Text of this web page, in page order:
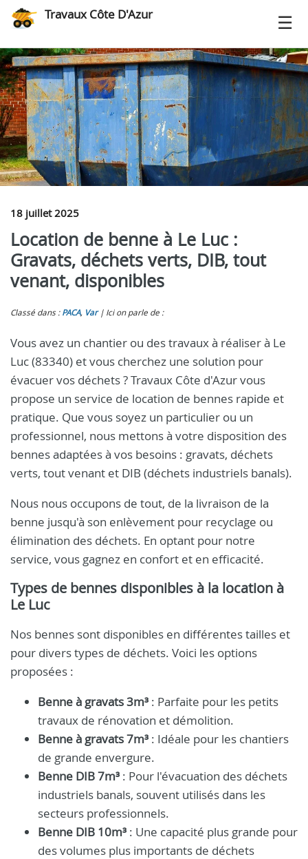
Travaux Côte D'Azur
18 juillet 2025
Location de benne à Le Luc :
Gravats, déchets verts, DIB, tout
venant, disponibles
Classé dans : PACA, Var Ici on parle de :
Vous avez un chantier ou des travaux à réaliser à Le
Luc (83340) et vous cherchez une solution pour
évacuer vos déchets ? Travaux Côte d'Azur vous
propose un service de location de bennes rapide et
pratique. Que vous soyez un particulier ou un
professionnel, nous mettons à votre disposition des
bennes adaptées à vos besoins : gravats, déchets
verts, tout venant et DIB (déchets industriels banals).
Nous nous occupons de tout, de la livraison de la
benne jusqu'à son enlèvement pour recyclage ou
élimination des déchets. En optant pour notre
service, vous gagnez en confort et en efficacité.
Types de bennes disponibles à la location à
Le Luc
Nos bennes sont disponibles en différentes tailles et
pour divers types de déchets. Voici les options
proposées :
Benne à gravats 3m³ : Parfaite pour les petits
travaux de rénovation et démolition.
Benne à gravats 7m³ : Idéale pour les chantiers
de grande envergure.
Benne DIB 7m³ : Pour l'évacuation des déchets
industriels banals, souvent utilisés dans les
secteurs professionnels.
Benne DIB 10m³ : Une capacité plus grande pour
des volumes plus importants de déchets